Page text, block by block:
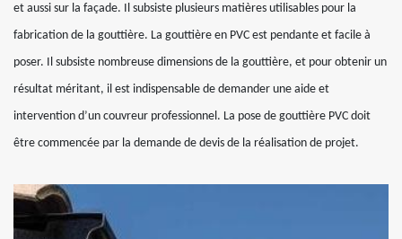
et aussi sur la façade. Il subsiste plusieurs matières utilisables pour la
fabrication de la gouttière. La gouttière en PVC est pendante et facile à
poser. Il subsiste nombreuse dimensions de la gouttière, et pour obtenir un
résultat méritant, il est indispensable de demander une aide et
intervention d’un couvreur professionnel. La pose de gouttière PVC doit
être commencée par la demande de devis de la réalisation de projet.